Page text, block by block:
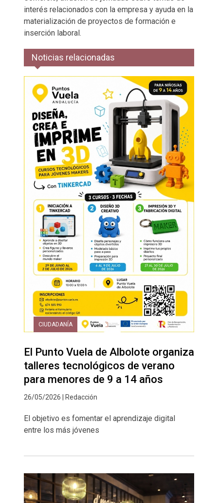
interés relacionados con la empresa y ayuda en la
materialización de proyectos de formación e
inserción laboral.
Noticias relacionadas
CIUDADANÍA
El Punto Vuela de Albolote organiza
talleres tecnológicos de verano
para menores de 9 a 14 años
26/05/2026 | Redacción
El objetivo es fomentar el aprendizaje digital
entre los más jóvenes